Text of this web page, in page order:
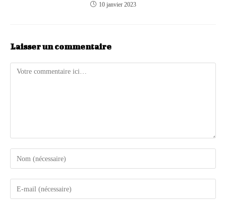
10 janvier 2023
Laisser un commentaire